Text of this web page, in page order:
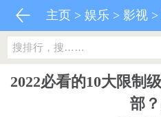
主页 >娱乐 >影视
2022必看的10大限制
部